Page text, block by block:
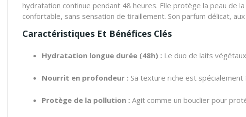
hydratation continue pendant 48 heures. Elle protège la peau de
confortable, sans sensation de tiraillement. Son parfum délicat,
Caractéristiques Et Bénéfices Clés
Hydratation longue durée (48h) : Le duo de laits
Nourrit en profondeur : Sa texture riche est
Protège de la pollution : Agit comme un bouclier pour